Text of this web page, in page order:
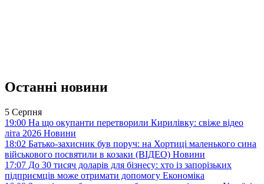
Останні новини
5 Серпня
19:00 На що окупанти перетворили Кирилівку: свіже відео
літа 2026 Новини
18:02 Батько-захисник був поруч: на Хортиці маленького сина
військового посвятили в козаки (ВІДЕО) Новини
17:07 До 30 тисяч доларів для бізнесу: хто із запорізьких
підприємців може отримати допомогу Економіка